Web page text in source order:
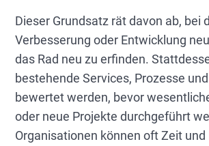
Dieser Grundsatz rät davon ab, bei
Verbesserung oder Entwicklung
das Rad neu zu erfinden.
bestehende Services, Prozesse
bewertet werden, bevor
oder neue Projekte durchgeführt
Organisationen können oft Zeit und